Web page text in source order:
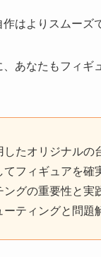
はよりスムーズ
あなたもフィギ
したオリジナルの
てフィギュアを確
ングの重要性と実
ーティングと問